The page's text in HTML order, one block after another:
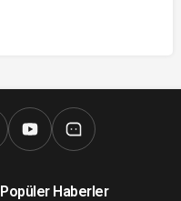
Popüler Haberler